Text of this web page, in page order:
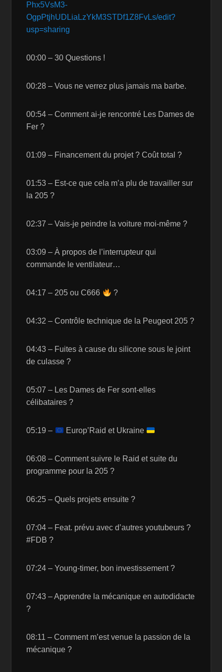
Phx5VsM3-
OgpPtjhUDLiaLzYkM3STDf1Z8FvLs/edit?
usp=sharing
00:00 – 30 Questions !
00:28 – Vous ne verrez plus jamais ma barbe.
00:54 – Comment ai-je rencontré Les Dames de
Fer ?
01:09 – Financement du projet ? Coût total ?
01:53 – Est-ce que cela m’a plu de travailler sur
la 205 ?
02:37 – Vais-je peindre la voiture moi-même ?
03:09 – À propos de l’interrupteur qui
commande le ventilateur…
04:17 – 205 ou C666 ?
04:32 – Contrôle technique de la Peugeot 205 ?
04:43 – Fuites à cause du silicone sous le joint
de culasse ?
05:07 – Les Dames de Fer sont-elles
célibataires ?
05:19 – Europ’Raid et Ukraine
06:08 – Comment suivre le Raid et suite du
programme pour la 205 ?
06:25 – Quels projets ensuite ?
07:04 – Feat. prévu avec d’autres youtubeurs ?
#FDB ?
07:24 – Young-timer, bon investissement ?
07:43 – Apprendre la mécanique en autodidacte
?
08:11 – Comment m’est venue la passion de la
mécanique ?